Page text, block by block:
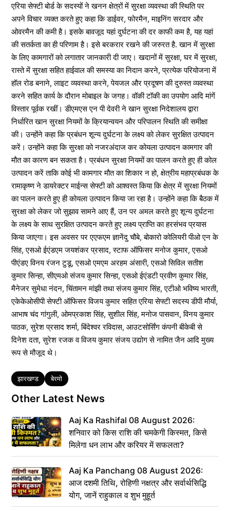
एरिया सेफ्टी बोर्ड के सदस्यों ने खनन क्षेत्रों में सुरक्षा व्यवस्था की स्थिति पर
अपने विचार व्यक्त करते हुए कहा कि डाईवर, फोरमैन, माइनिंग सरदार और
ओवरमैन की कमी है। इसके बावजूद यहां दुर्घटना की दर काफी कम है, यह यहां
की सतर्कता का ही परिणाम है। इसे बरकरार रखने की जरुरत है. खान में सुरक्षा
के लिए कामगारों को लगातार जानकारी दी जाए। खदानों में सुरक्षा, घर में सुरक्षा,
रास्ते में सुरक्षा सहित हाईवाल की समस्या का निदान करने, प्रत्येक परियोजना में
हॉल रोड बनाने, लाइट व्यवस्था करने, पेयजल और प्रदूषण की दुरुस्त व्यवस्था
करने सहित कार्य के दौरान मोबाइल के जगह। वॉकी टॉकी का उपयोग आदि मांगें
विस्तार पूर्वक रखीं। डीएमएस एन पी देवरी ने खान सुरक्षा निदेशालय द्वारा
निर्धारित खान सुरक्षा नियमों के क्रियान्वयन और परिपालन स्थिति की समीक्षा
की। उन्होंने कहा कि प्रबंधन शून्य दुर्घटना के लक्ष्य को लेकर सुरक्षित उत्पादन
करें। उन्होंने कहा कि सुरक्षा को नजरअंदाज कर कोयला उत्पादन कामगार की
मौत का कारण बन सकता है। प्रबंधन सुरक्षा नियमों का पालन करते हुए ही कोल
उत्पादन करें ताकि कोई भी कामगार मौत का शिकार न हो, क्षेत्रीय महाप्रबंधक के
रामाकृष्ण ने डायरेक्टर माईन्स सेफ्टी को आश्वस्त किया कि क्षेत्र में सुरक्षा नियमों
का पालन करते हुए ही कोयला उत्पादन किया जा रहा है। उन्होंने कहा कि बैठक में
सुरक्षा को लेकर जो सुझाव सामने आए हैं, उन पर अमल करते हुए शून्य दुर्घटना
के लक्ष्य के साथ सुरक्षित उत्पादन करते हुए लक्ष्य प्राप्ति का हरसंभव प्रयास
किया जाएगा। इस अवसर पर एएफएम ज्ञानेंदु चौबे, बोकारो कोलियरी पीओ एन के
सिंह, एसओ ईएंडएम जयशंकर प्रसाद, स्टाफ ऑफिसर मनोज कुमार, एसओ
पीएंडए विनय रंजन टुडू, एसओ एमएम अरहम अंसारी, एसओ सिविल सतीश
कुमार सिन्हा, सीएमओ संजय कुमार सिन्हा, एसओ ईएंडटी प्रवीण कुमार सिंह,
मैनेजर सुमेधा नंदन, चिंतामन मांझी तथा संजय कुमार सिंह, एटीओ भविष्य भारती,
एकेकेओसीपी सेफ्टी ऑफिसर विजय कुमार सहित एरिया सेफ्टी सदस्य डीपी मौर्या,
आभाष चंद गांगुली, ओमप्रकाश सिंह, सुशील सिंह, मनोज पासवान, विनय कुमार
पाठक, सुरेश प्रसाद शर्मा, बिंदेश्वर रविदास, आउटसोर्सिंग कंपनी बीकेबी से
दिनेश दता, सुरेश रजक व विजय कुमार संजय उद्योग से नामित जैन आदि मुख्य
रूप से मौजूद थे।
Tags
झारखण्ड बेरमो
Other Latest News
Aaj Ka Rashifal 08 August 2026:
शनिवार को किस राशि की चमकेगी किस्मत, किसे
मिलेगा धन लाभ और करियर में सफलता?
Aaj Ka Panchang 08 August 2026:
आज दशमी तिथि, रोहिणी नक्षत्र और सर्वार्थसिद्धि
योग, जानें राहुकाल व शुभ मुहूर्त